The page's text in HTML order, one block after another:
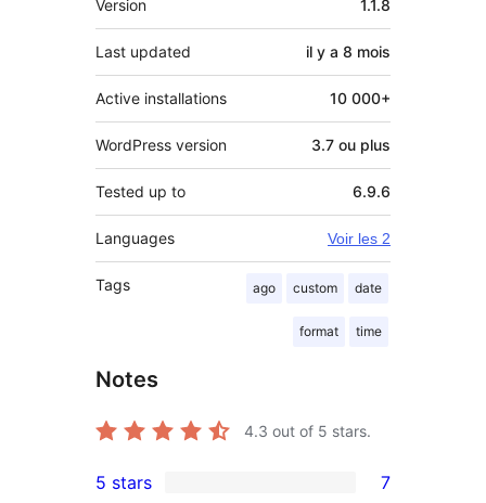
Version 1.1.8
Last updated il y a 8 mois
Active installations 10 000+
WordPress version 3.7 ou plus
Tested up to 6.9.6
Languages Voir les 2
Tags ago custom date
format time
Notes
4.3 out of 5 stars.
7
5 stars 7